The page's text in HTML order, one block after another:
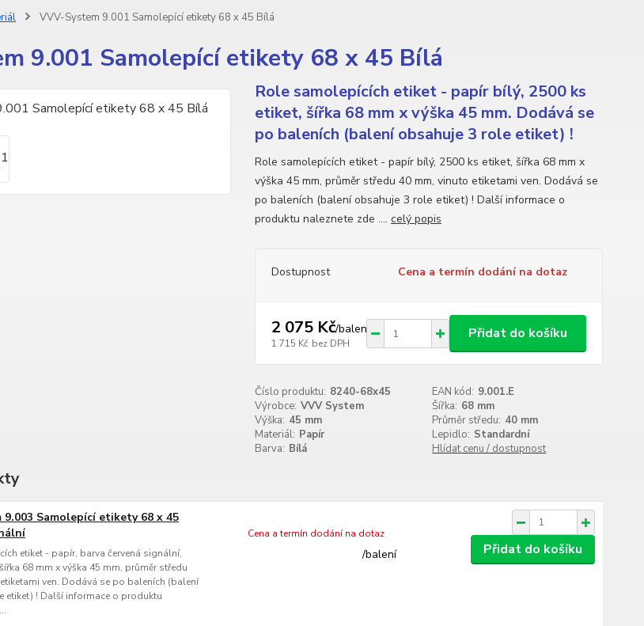
VVV-System 9.001 Samolepící etikety 68 x 45 Bílá
9.001 Samolepící etikety 68 x 45 Bílá
Role samolepících etiket - papír bílý, 2500 ks
etiket, šířka 68 mm x výška 45 mm. Dodává se
po baleních (balení obsahuje 3 role etiket) !
Role samolepících etiket - papír bílý, 2500 ks etiket, šířka 68 mm x
výška 45 mm, průměr středu 40 mm, vinuto etiketami ven. Dodává se
po baleních (balení obsahuje 3 role etiket) ! Další informace o
produktu naleznete zde .... celý popis
Dostupnost Cena a termín dodání na dotaz
2 075 Kč/balení
1 715 Kč bez DPH
Přidat do košíku
Číslo produktu: 8240-68x45 EAN kód: 9.001.E
Výrobce: VVV System Šířka: 68 mm
Výška: 45 mm Průměr středu: 40 mm
Materiál: Papír Lepidlo: Standardní
Barva: Bílá Hlídat cenu / dostupnost
9.003 Samolepící etikety 68 x 45
etiket - papír, barva červená signální,
68 mm x výška 45 mm, průměr středu
ven. Dodává se po baleních (balení
etiket) ! Další informace o produktu
/balení
Cena a termín dodání na dotaz
Přidat do košíku